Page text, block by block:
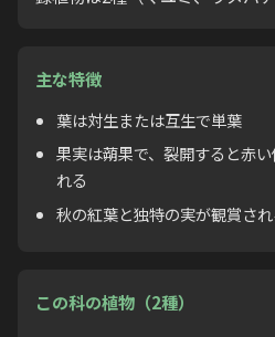
主な特徴
葉は対生または互生で単葉
果実は蒴果で、裂開すると赤
れる
秋の紅葉と独特の実が観賞され
この科の植物（2種）